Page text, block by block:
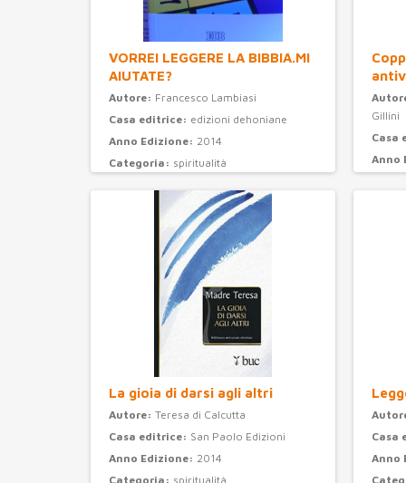
VORREI LEGGERE LA BIBBIA.MI
AIUTATE?
Autore: Francesco Lambiasi
Casa editrice: edizioni dehoniane
Anno Edizione: 2014
Categoria: spiritualità
Gillini
Casa
Anno
La gioia di darsi agli altri
Autore: Teresa di Calcutta
Casa editrice: San Paolo Edizioni
Anno Edizione: 2014
Categoria: spiritualità
Casa
Anno